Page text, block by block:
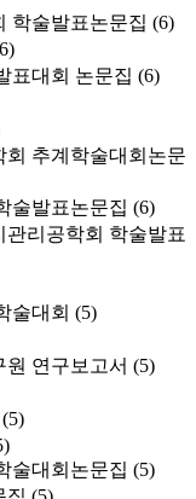
학술발표논문집 (6)
표대회 논문집 (6)
추계학술대회논문
술발표논문집 (6)
리공학회 학술발표
술대회 (5)
연구보고서 (5)
(5)
술대회논문집 (5)